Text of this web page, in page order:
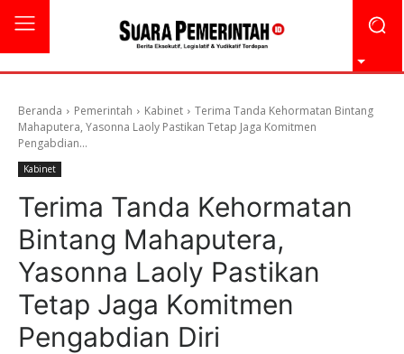
Beranda Pemerintah Kabinet
Terima Tanda Kehormatan Bintang
Mahaputera, Yasonna Laoly Pastikan Tetap Jaga Komitmen
Pengabdian...
Kabinet
Terima Tanda Kehormatan
Bintang Mahaputera,
Yasonna Laoly Pastikan
Tetap Jaga Komitmen
Pengabdian Diri